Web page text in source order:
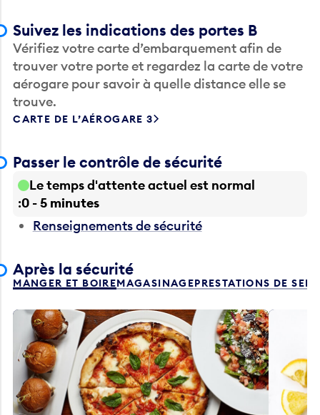
Vérifiez votre carte d’embarquement afin de
trouver votre porte et regardez la carte de votre
aérogare pour savoir à quelle distance elle se
trouve.
CARTE DE L’AÉROGARE 3
Le temps d'attente actuel est normal
0 - 5 minutes
Renseignements de sécurité
MANGER ET BOIREMAGASINAGE